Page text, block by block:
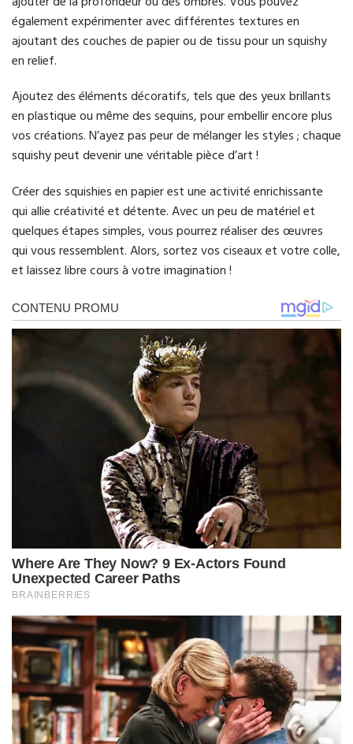
également expérimenter avec différentes textures en
ajoutant des couches de papier ou de tissu pour un squishy
en relief.
Ajoutez des éléments décoratifs, tels que des yeux brillants
en plastique ou même des sequins, pour embellir encore plus
vos créations. N’ayez pas peur de mélanger les styles ; chaque
squishy peut devenir une véritable pièce d’art !
Créer des squishies en papier est une activité enrichissante
qui allie créativité et détente. Avec un peu de matériel et
quelques étapes simples, vous pourrez réaliser des œuvres
qui vous ressemblent. Alors, sortez vos ciseaux et votre colle,
et laissez libre cours à votre imagination !